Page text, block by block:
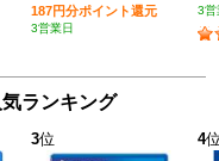
187円分ポイント還元
3営業日
3営
ランキング
3位 4